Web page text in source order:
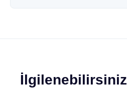
İlgilenebilirsiniz